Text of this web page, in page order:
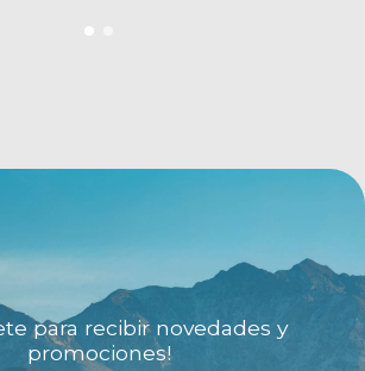
para recibir novedades y
promociones!